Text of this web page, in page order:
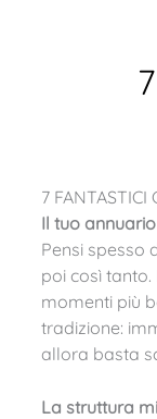
7 FANTASTICI
Il tuo
Pensi spesso
poi così
momenti più
tradizione:
allora basta
La struttura